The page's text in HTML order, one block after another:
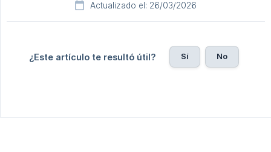
Actualizado el: 26/03/2026
¿Este artículo te resultó útil? Sí No